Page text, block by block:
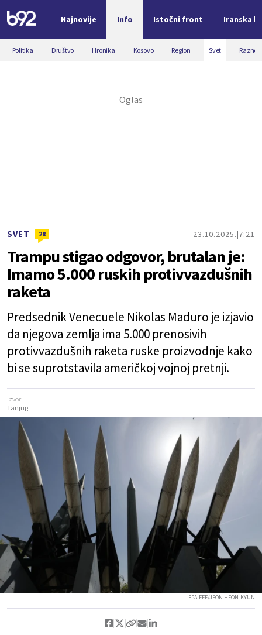
Najnovije Info Istočni front Iranska
Nova vest
Politika Društvo Hronika Kosovo Region Svet Razno
SVET 28 23.10.2025. 7:21
Trampu stigao odgovor, brutalan je:
Imamo 5.000 ruskih protivvazdušnih
raketa
Predsednik Venecuele Nikolas Maduro je izjavio
da njegova zemlja ima 5.000 prenosivih
protivvazdušnih raketa ruske proizvodnje kako
bi se suprotstavila američkoj vojnoj pretnji.
Izvor:
Tanjug
EPA-EFE/JEON HEON-KYUN